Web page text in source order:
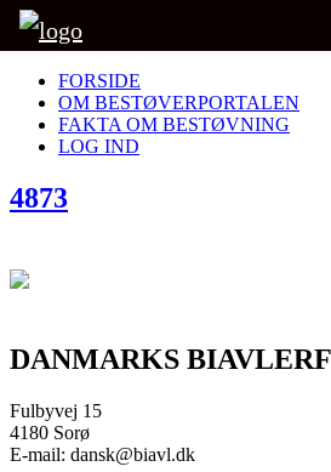
FORSIDE
OM BESTØVERPORTALEN
FAKTA OM BESTØVNING
LOG IND
4873
DANMARKS
Fulbyvej 15
4180 Sorø
E-mail: dansk@biavl.dk